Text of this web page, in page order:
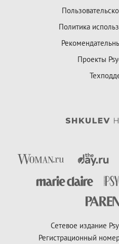
Политика
Проекты
Сетевое издание
Регистрационный